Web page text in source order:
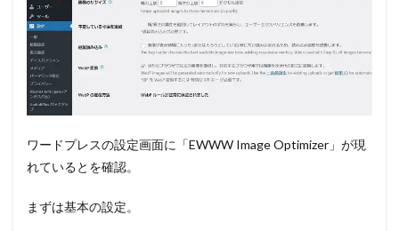
ワードプレスの設定画面に「EWWW Image Optimizer」が現
れているとを確認。
まずは基本の設定。